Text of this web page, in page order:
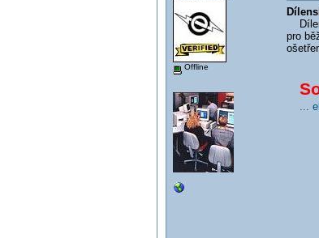
Offline
pro
...